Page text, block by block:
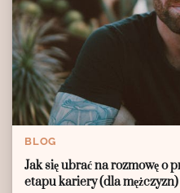
BLOG
Jak się ubrać na rozmowę o
etapu kariery (dla mężczyzn)